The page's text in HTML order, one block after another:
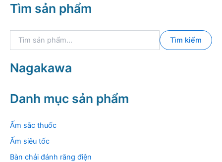
h
iTìm sản phẩm
k
i
m
:
Tìm kiếm
Nagakawa
Danh mục sản phẩm
Ấm sắc thuốc
Ấm siêu tốc
Bàn chải đánh răng điện